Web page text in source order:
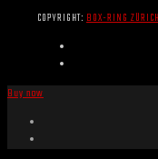
COPYRIGHT: BOX-RING
Buy now